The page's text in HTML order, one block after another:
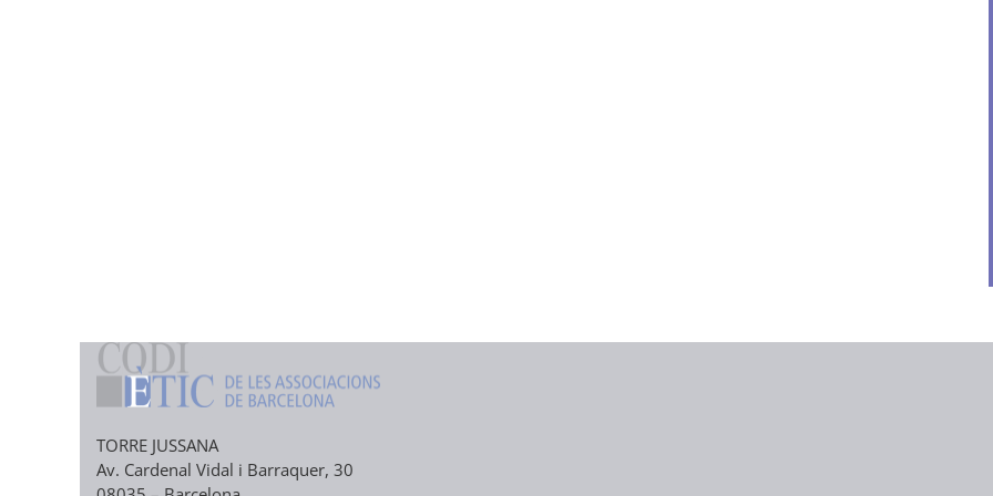
TORRE JUSSANA
Av. Cardenal Vidal i Barraquer, 30